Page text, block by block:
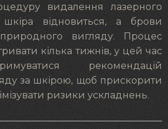
видалення лазерного
шкіра відновиться, а брови
вигляду. Процес
кілька тижнів, у цей час
рекомендацій
за шкірою, щоб прискорити
ризики ускладнень.